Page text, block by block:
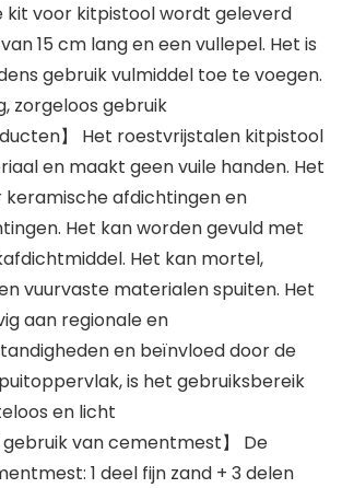
kit voor kitpistool wordt geleverd
15 cm lang en een vullepel. Het is
gebruik vulmiddel toe te voegen.
zorgeloos gebruik
】 Het roestvrijstalen kitpistool
en maakt geen vuile handen. Het
keramische afdichtingen en
Het kan worden gevuld met
Het kan mortel,
vuurvaste materialen spuiten. Het
aan regionale en
en beïnvloed door de
is het gebruiksbereik
en licht
gebruik van cementmest】 De
1 deel fijn zand + 3 delen